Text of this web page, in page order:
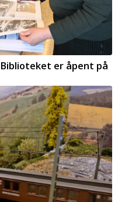
er åpent på